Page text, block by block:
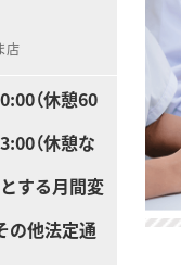
店
（休憩60
休憩な
する月間変
の他法定通